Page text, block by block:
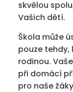
skvělou
Vašich dětí.
Škola může
pouze tehdy,
rodinou.
při domácí
pro naše